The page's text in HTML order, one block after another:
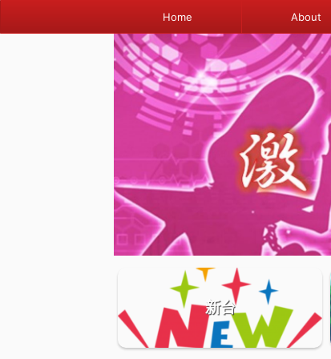
Home About
新台